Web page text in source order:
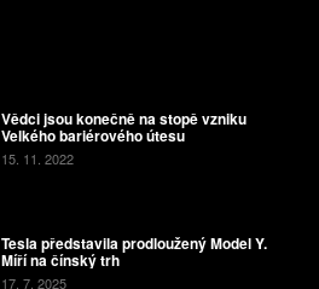
Vědci jsou konečně na stopě vzniku
Velkého bariérového útesu
15. 11. 2022
Tesla představila prodloužený Model Y.
Míří na čínský trh
17. 7. 2025